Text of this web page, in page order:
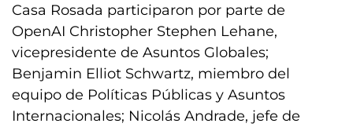
Casa Rosada participaron por parte de
OpenAI Christopher Stephen Lehane,
vicepresidente de Asuntos Globales;
Benjamin Elliot Schwartz, miembro del
equipo de Políticas Públicas y Asuntos
Internacionales; Nicolás Andrade, jefe de